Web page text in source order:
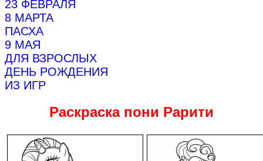
23 ФЕВРАЛЯ
8 МАРТА
ПАСХА
9 МАЯ
ДЛЯ ВЗРОСЛЫХ
ДЕНЬ РОЖДЕНИЯ
ИЗ ИГР
Раскраска пони Рарити